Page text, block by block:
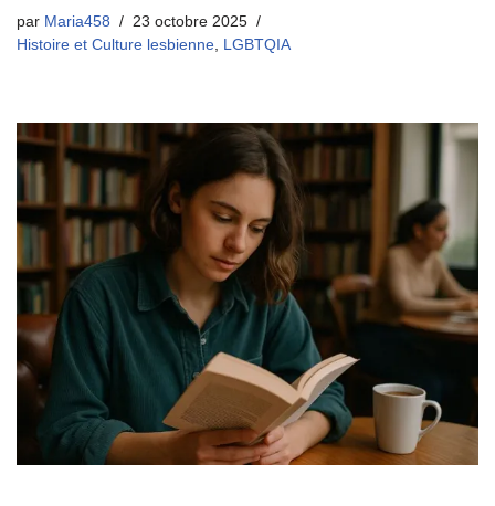
par Maria458
23 octobre 2025
Histoire et Culture lesbienne, LGBTQIA